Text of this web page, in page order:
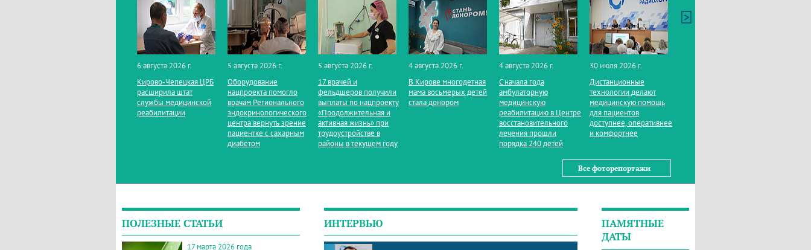
6 августа 2026 г.
Кирово‑Чепецкая ЦРБ
расширила штат
службы медицинской
реабилитации
5 августа 2026 г.
Оборудование
нацпроекта помогло
врачам Регионального
эндокринологического
центра вернуть зрение
пациентке с сахарным
диабетом
5 августа 2026 г.
17 врачей и
фельдшеров получили
выплаты по нацпроекту
«Продолжительная и
активная жизнь» при
трудоустройстве в
районы в текущем году
4 августа 2026 г.
В Кирове многодетная
мама восьмерых детей
стала донором
4 августа 2026 г.
С начала года
амбулаторную
медицинскую
реабилитацию в Центре
восстановительного
лечения прошли
порядка 240 детей
30 июля 2026 г.
Дистанционные
технологии делают
медицинскую помощь
для пациентов
доступнее, оперативнее
и комфортнее
Все фоторепортажи
ПОЛЕЗНЫЕ СТАТЬИ
17 марта 2026 года
ИНТЕРВЬЮ
ПАМЯТНЫЕ
ДАТЫ